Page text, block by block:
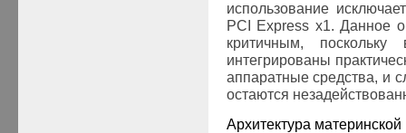
использование
PCI
Express x1. Данное
критичным,
интегрированы
аппаратные средства, и
остаются
Архитектура